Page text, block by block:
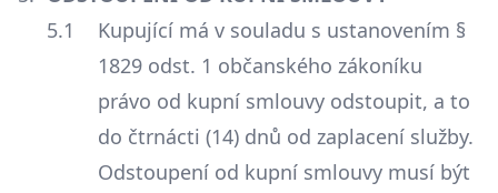
Kupující má v souladu s ustanovením §
1829 odst. 1 občanského zákoníku
právo od kupní smlouvy odstoupit, a to
do čtrnácti (14) dnů od zaplacení služby.
Odstoupení od kupní smlouvy musí být